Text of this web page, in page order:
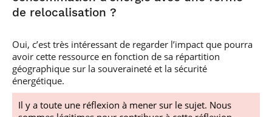
de relocalisation ?
Oui, c’est très intéressant de regarder l’impact que pourra
avoir cette ressource en fonction de sa répartition
géographique sur la souveraineté et la sécurité
énergétique.
Il y a toute une réflexion à mener sur le sujet. Nous